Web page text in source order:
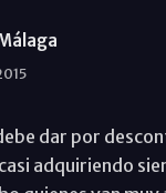
dar por
adquiriendo